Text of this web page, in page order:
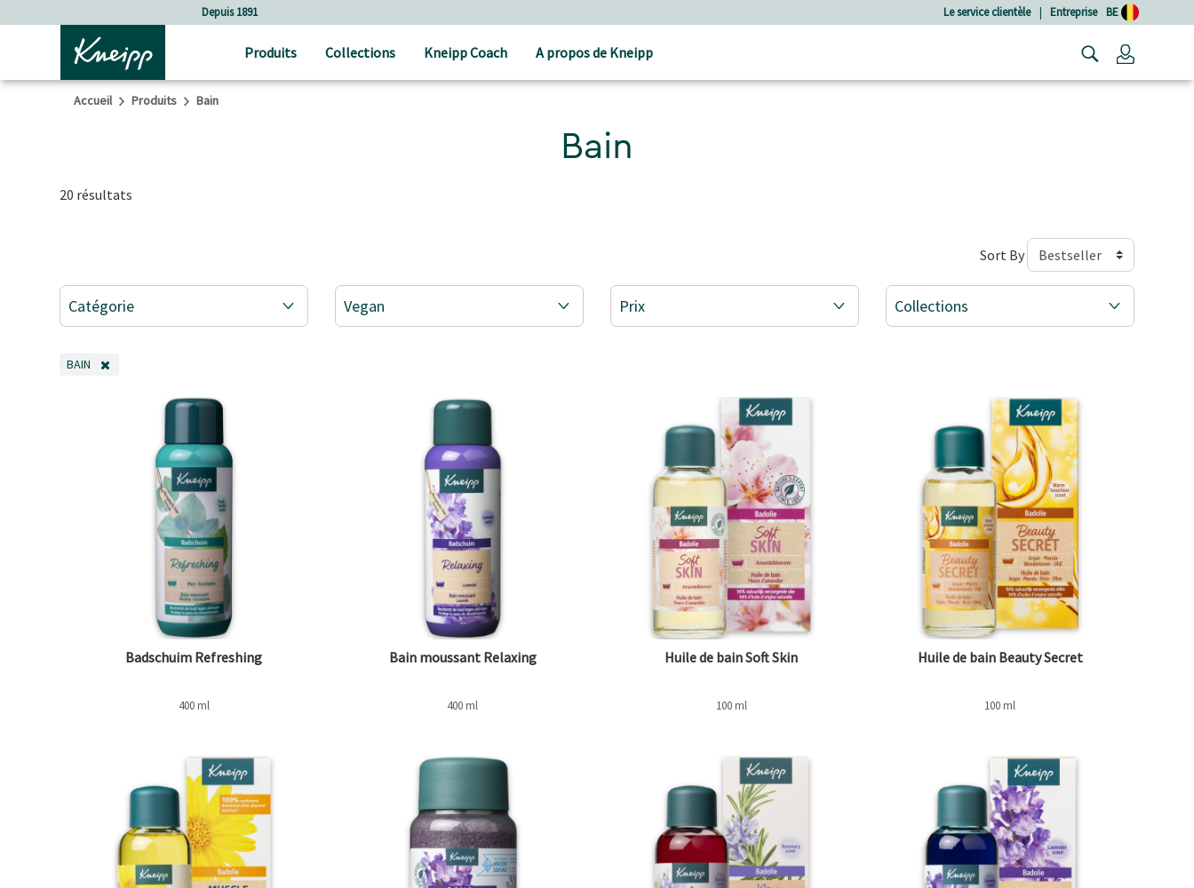
Sauter au contenu du pied de page Soins holistiques Le service clientèle | Entreprise BE
Produits Collections Kneipp Coach A propos de Kneipp
Accueil Produits Bain
Bain
20 résultats
Sort By
Catégorie Vegan Prix Collections
BAIN
Badschuim Refreshing
400 ml
Bain moussant Relaxing
400 ml
Huile de bain Soft Skin
100 ml
Huile de bain Beauty Secret
100 ml